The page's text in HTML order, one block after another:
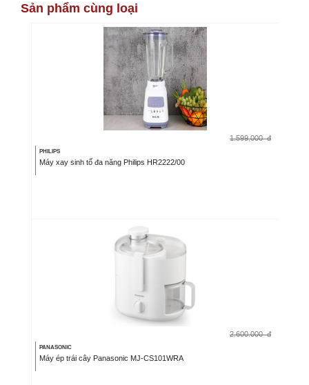
Sản phẩm cùng loại
1.599.000 đ
PHILIPS
Máy xay sinh tố đa năng Philips HR2222/00
2.600.000 đ
PANASONIC
Máy ép trái cây Panasonic MJ-CS101WRA